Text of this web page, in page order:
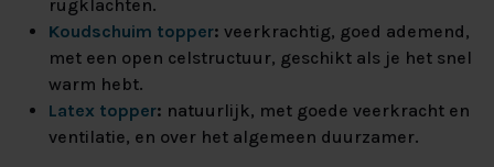
rugklachten.
Koudschuim topper: veerkrachtig, goed ademend,
met een open celstructuur, geschikt als je het snel
warm hebt.
Latex topper: natuurlijk, met goede veerkracht en
ventilatie, en over het algemeen duurzamer.